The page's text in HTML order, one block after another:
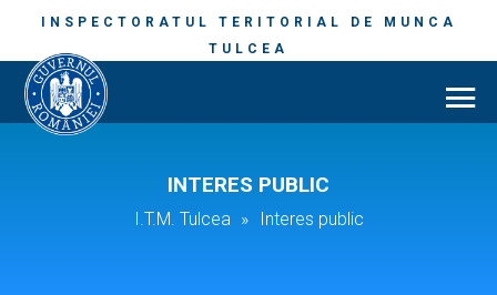
INSPECTORATUL TERITORIAL DE MUNCA
TULCEA
INTERES PUBLIC
I.T.M. Tulcea » Interes public